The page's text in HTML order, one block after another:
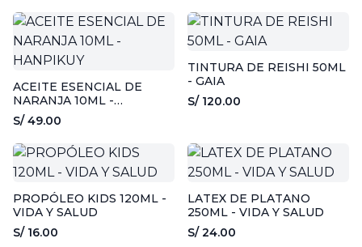
ACEITE ESENCIAL DE
NARANJA 10ML -
HANPIKUY
S/ 49.00
TINTURA DE REISHI 50ML
- GAIA
S/ 120.00
PROPÓLEO KIDS 120ML -
VIDA Y SALUD
S/ 16.00
LATEX DE PLATANO
250ML - VIDA Y SALUD
S/ 24.00